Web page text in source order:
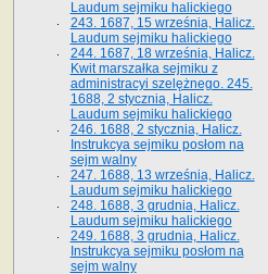
Laudum sejmiku halickiego
243. 1687, 15 września, Halicz.
Laudum sejmiku halickiego
244. 1687, 18 września, Halicz.
Kwit marszałka sejmiku z
administracyi szelężnego. 245.
1688, 2 stycznia, Halicz.
Laudum sejmiku halickiego
246. 1688, 2 stycznia, Halicz.
Instrukcya sejmiku posłom na
sejm walny
247. 1688, 13 września, Halicz.
Laudum sejmiku halickiego
248. 1688, 3 grudnia, Halicz.
Laudum sejmiku halickiego
249. 1688, 3 grudnia, Halicz.
Instrukcya sejmiku posłom na
sejm walny